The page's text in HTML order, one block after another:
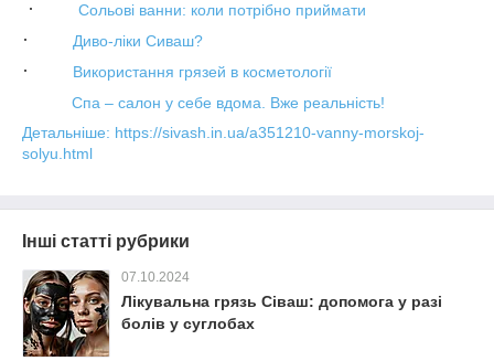
· Сольові ванни: коли потрібно приймати
· Диво-ліки Сиваш?
·
Використання грязей в косметології
Спа – салон у себе вдома. Вже реальність!
Детальніше: https://sivash.in.ua/a351210-vanny-morskoj-
solyu.html
Інші статті рубрики
07.10.2024
Лікувальна грязь Сіваш: допомога у разі
болів у суглобах